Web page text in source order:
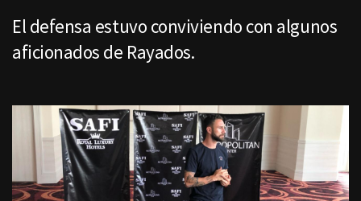
El defensa estuvo conviviendo con algunos
aficionados de Rayados.